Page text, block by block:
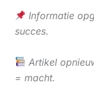
Informatie
succes.
Artikel
= macht.